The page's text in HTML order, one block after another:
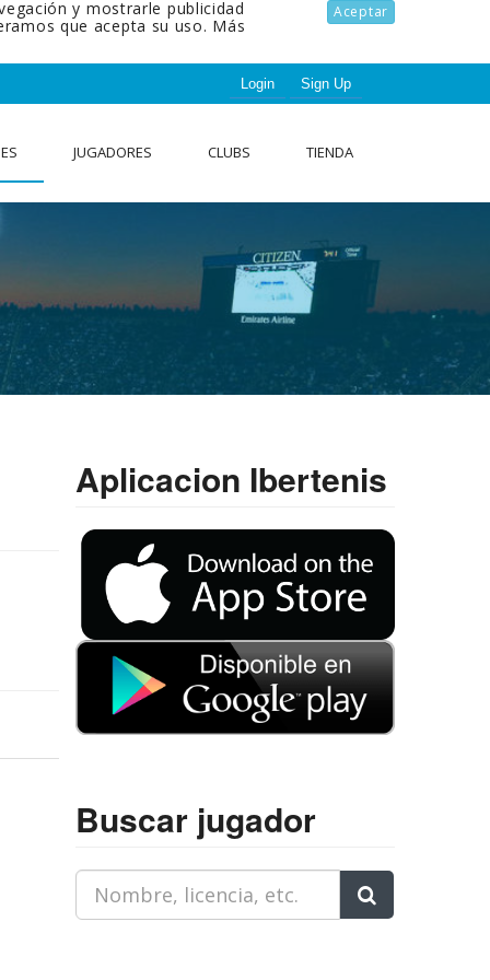
Aceptar
y mostrarle publicidad
que acepta su uso. Más
Login Sign Up
JUGADORES CLUBS TIENDA
Aplicacion Ibertenis
Buscar jugador